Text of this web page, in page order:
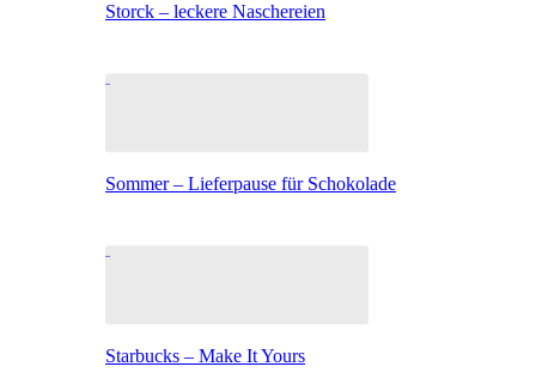
Storck – leckere Naschereien
Sommer – Lieferpause für Schokolade
Starbucks – Make It Yours